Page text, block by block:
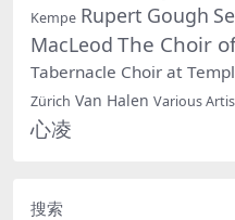
Kempe Rupert Gough
MacLeod The Choir
Tabernacle Choir at
Zürich Van Halen Various
心凌
搜索